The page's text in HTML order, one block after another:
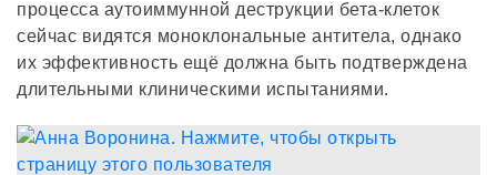
процесса аутоиммунной деструкции бета-клеток
сейчас видятся моноклональные антитела, однако
их эффективность ещё должна быть подтверждена
длительными клиническими испытаниями.